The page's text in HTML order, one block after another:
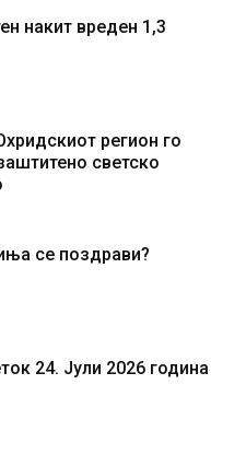
накит вреден 1,3
регион го
светско
се поздрави?
24. Јули 2026 година